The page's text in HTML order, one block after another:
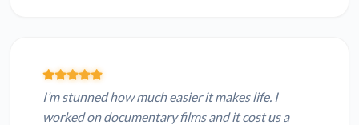
I’m stunned how much easier it makes life. I
worked on documentary films and it cost us a